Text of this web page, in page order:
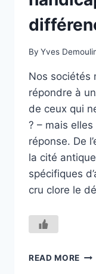
By Yves
Nos sociétés
répondre à
de ceux qui
? – mais elles
réponse. De
la cité
spécifiques
cru clore le
READ MORE DE